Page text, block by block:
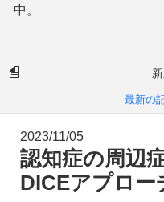
中。
最新の
2023/11/05
認知症の周辺
DICEアプロー